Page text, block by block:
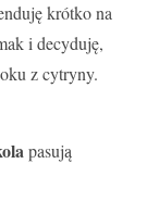
krótko na
i decyduję,
z cytryny.
pasują